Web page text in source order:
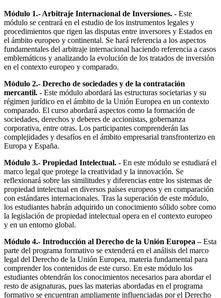
Módulo 1.- Arbitraje Internacional de Inversiones. - Este
módulo se centrará en el estudio de los instrumentos legales y
procedimientos que rigen las disputas entre inversores y Estados en
el ámbito europeo y continental. Se hará referencia a los aspectos
fundamentales del arbitraje internacional haciendo referencia a casos
emblemáticos y analizando la evolución de los tratados de inversión
en el contexto europeo y comparado.
Módulo 2.- Derecho de sociedades y de la contratación
mercantil. - Este módulo abordará las estructuras societarias y su
régimen jurídico en el ámbito de la Unión Europea en un contexto
comparado. El curso abordará aspectos como la formación de
sociedades, derechos y deberes de accionistas, gobernanza
corporativa, entre otras. Los participantes comprenderán las
complejidades y desafíos en el ámbito empresarial transfronterizo en
Europa y España.
Módulo 3.- Propiedad Intelectual. - En este módulo se estudiará el
marco legal que protege la creatividad y la innovación. Se
reflexionará sobre las similitudes y diferencias entre los sistemas de
propiedad intelectual en diversos países europeos y en comparación
con estándares internacionales. Tras la superación de este módulo,
los estudiantes habrán adquirido un conocimiento sólido sobre como
la legislación de propiedad intelectual opera en el contexto europeo
y en un entorno global.
Módulo 4.- Introducción al Derecho de la Unión Europea –Esta
parte del programa formativo se extenderá en el análisis del marco
legal del Derecho de la Unión Europea, materia fundamental para
comprender los contenidos de este curso. En este módulo los
estudiantes obtendrán los conocimientos necesarios para abordar el
resto de asignaturas, pues las materias abordadas en el programa
formativo se encuentran ampliamente influenciadas por el Derecho